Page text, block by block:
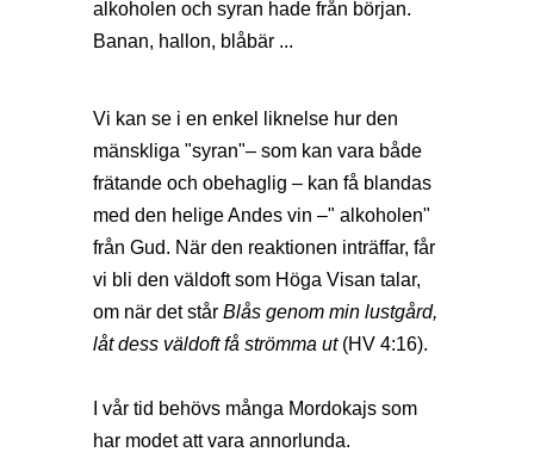
alkoholen och syran hade från början.
Banan, hallon, blåbär ...
Vi kan se i en enkel liknelse hur den
mänskliga "syran"– som kan vara både
frätande och obehaglig – kan få blandas
med den helige Andes vin –" alkoholen"
från Gud. När den reaktionen inträffar, får
vi bli den väldoft som Höga Visan talar,
om när det står Blås genom min lustgård,
låt dess väldoft få strömma ut (HV 4:16).
I vår tid behövs många Mordokajs som
har modet att vara annorlunda.